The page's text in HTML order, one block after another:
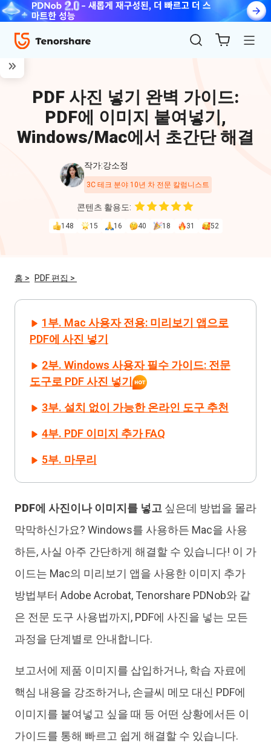
ReiBoot
4uKey
iAnyGo
PDF 사진 넣기 완벽 가이드:
PDF에 이미지 붙여넣기,
Windows/Mac에서 초간단 해결
작가:강소정
3C 테크 분야 10년 차 전문 칼럼니스트
콘텐츠 활용도:
148 15 16 40 18 31 52
홈 > PDF 편집 >
1부. Mac 사용자 전용: 미리보기 앱으로
PDF에 사진 넣기
2부. Windows 사용자 필수 가이드: 전문
도구로 PDF 사진 넣기
3부. 설치 없이 가능한 온라인 도구 추천
4부. PDF 이미지 추가 FAQ
5부. 마무리
PDF에 사진이나 이미지를 넣고 싶은데 방법을 몰라
막막하신가요? Windows를 사용하든 Mac을 사용
하든, 사실 아주 간단하게 해결할 수 있습니다! 이 가
이드는 Mac의 미리보기 앱을 사용한 이미지 추가
방법부터 Adobe Acrobat, Tenorshare PDNob와 같
은 전문 도구 사용법까지, PDF에 사진을 넣는 모든
과정을 단계별로 안내합니다.
보고서에 제품 이미지를 삽입하거나, 학습 자료에
핵심 내용을 강조하거나, 손글씨 메모 대신 PDF에
이미지를 붙여넣고 싶을 때 등 어떤 상황에서든 이
가이드를 통해 빠르고 쉽게 해결할 수 있습니다.